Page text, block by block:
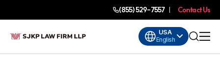
(855) 529-7557 Contact Us
USA
English